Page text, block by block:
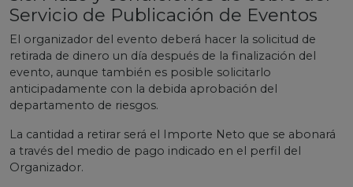
Servicio de Publicación de Eventos
El organizador del evento deberá hacer la solicitud de
retirada de dinero un día después de la finalización del
evento, aunque también es posible solicitarlo
anticipadamente con la debida aprobación del
departamento de riesgos.
La cantidad a retirar será el Importe Neto que se abonará
a través del medio de pago indicado en el perfil del
Organizador.